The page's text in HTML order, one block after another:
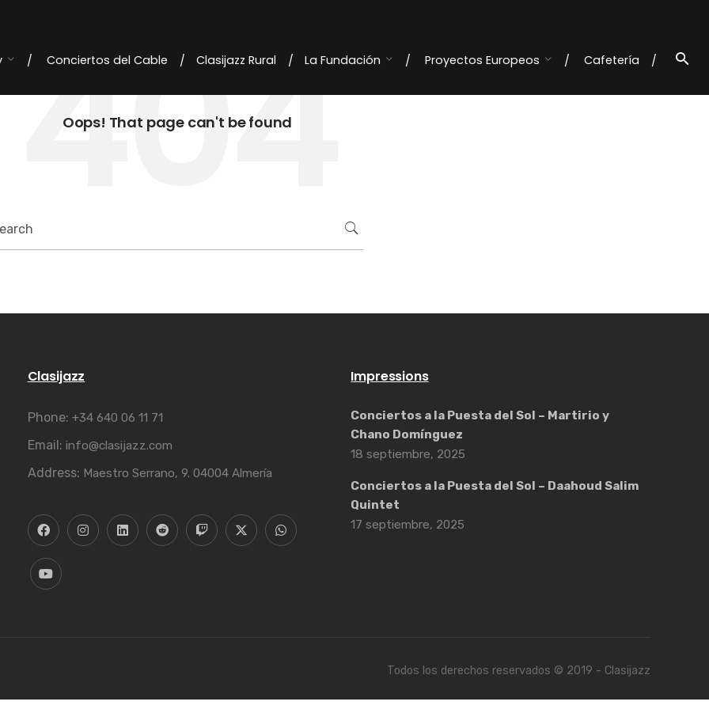
Conciertos del Cable Clasijazz Rural La Fundación Proyectos Europeos
Cafetería
404
Oops! That page can't be found
Clasijazz
Phone: +34 640 06 11 71
Email: info@clasijazz.com
Address: Maestro Serrano, 9. 04004 Almería
Impressions
Conciertos a la Puesta del Sol – Martirio y
Chano Domínguez
18 septiembre, 2025
Conciertos a la Puesta del Sol – Daahoud Salim
Quintet
17 septiembre, 2025
Todos los derechos reservados © 2019 - Clasijazz